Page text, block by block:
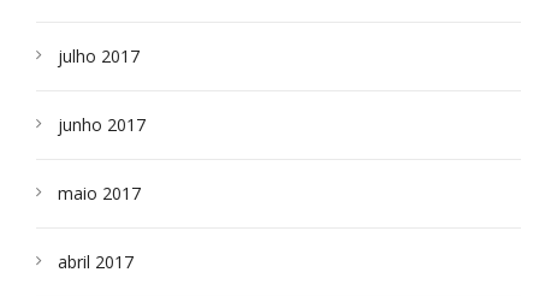
julho 2017
junho 2017
maio 2017
abril 2017